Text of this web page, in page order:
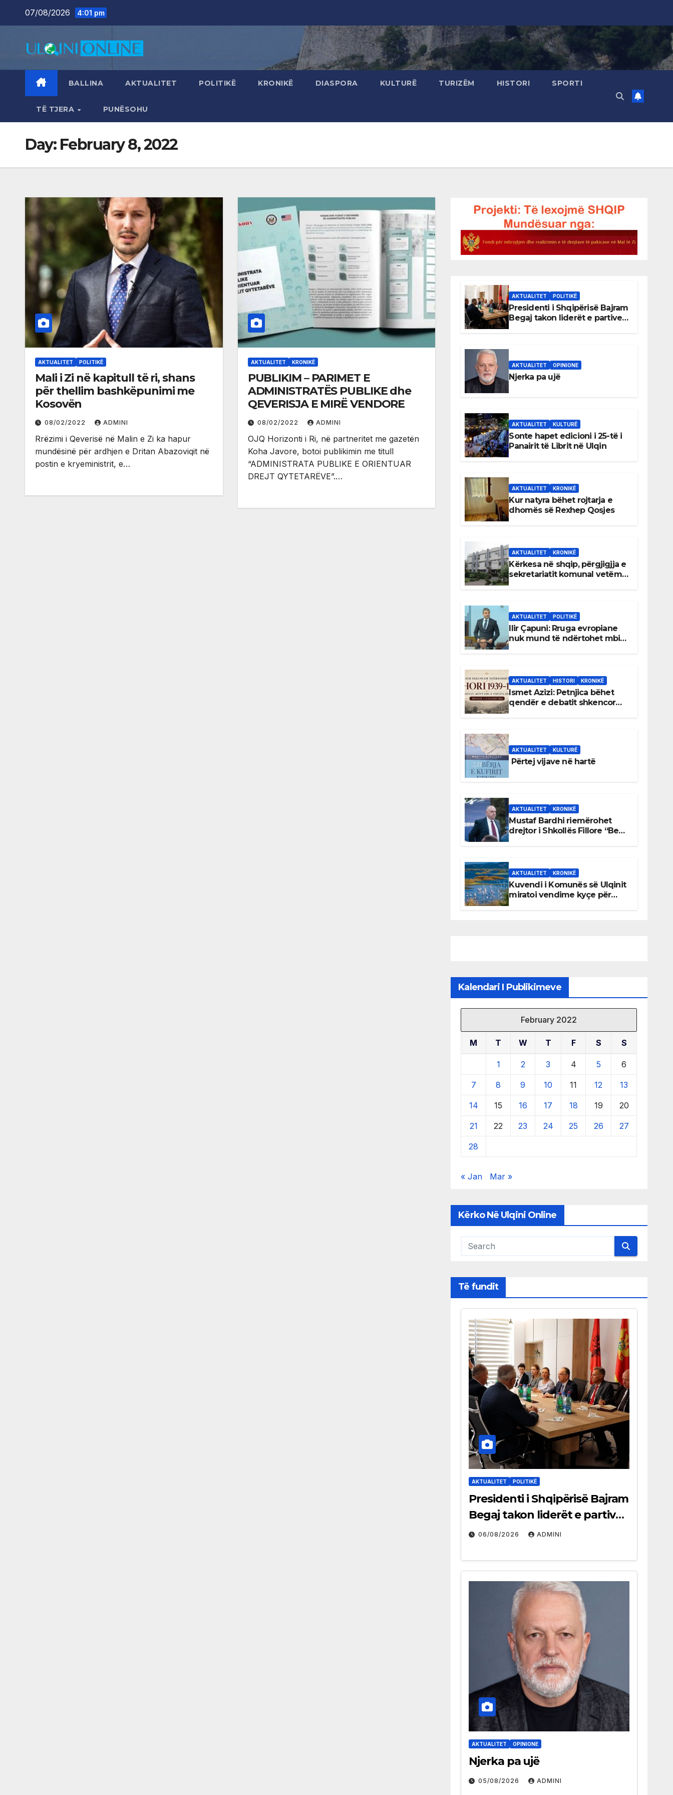
07/08/2026 4:01 pm
BALLINA AKTUALITET POLITIKË KRONIKË DIASPORA KULTURË TURIZËM HISTORI SPORTI
TË TJERA PUNËSOHU
Day: February 8, 2022
AKTUALITET POLITIKË
Mali i Zi në kapitull të ri, shans
për thellim bashkëpunimi me
Kosovën
08/02/2022 ADMINI
Rrëzimi i Qeverisë në Malin e Zi ka hapur
mundësinë për ardhjen e Dritan Abazoviqit në
postin e kryeministrit, e…
AKTUALITET KRONIKË
PUBLIKIM – PARIMET E
ADMINISTRATËS PUBLIKE dhe
QEVERISJA E MIRË VENDORE
08/02/2022 ADMINI
OJQ Horizonti i Ri, në partneritet me gazetën
Koha Javore, botoi publikimin me titull
“ADMINISTRATA PUBLIKE E ORIENTUAR
DREJT QYTETARËVE”.…
AKTUALITET POLITIKË
Presidenti i Shqipërisë Bajram
Begaj takon liderët e partive
AKTUALITET OPINIONE
Njerka pa ujë
AKTUALITET KULTURË
Sonte hapet edicioni i 25-të i
Panairit të Librit në Ulqin
AKTUALITET KRONIKË
Kur natyra bëhet rojtarja e
dhomës së Rexhep Qosjes
AKTUALITET KRONIKË
Kërkesa në shqip, përgjigjja e
sekretariatit komunal vetëm
AKTUALITET POLITIKË
Ilir Çapuni: Rruga evropiane
nuk mund të ndërtohet mbi
AKTUALITET HISTORI KRONIKË
Ismet Azizi: Petnjica bëhet
qendër e debatit shkencor
AKTUALITET KULTURË
Përtej vijave në hartë
AKTUALITET KRONIKË
Mustaf Bardhi riemërohet
drejtor i Shkollës Fillore “Bedri
AKTUALITET KRONIKË
Kuvendi i Komunës së Ulqinit
miratoi vendime kyçe për
Kalendari I Publikimeve
February 2022
M T W T F S S
1 2 3 4 5 6
7 8 9 10 11 12 13
14 15 16 17 18 19 20
21 22 23 24 25 26 27
28
« Jan Mar »
Kërko Në Ulqini Online
Të fundit
AKTUALITET POLITIKË
Presidenti i Shqipërisë Bajram
Begaj takon liderët e partive
shqiptare në Ulqin
06/08/2026 ADMINI
AKTUALITET OPINIONE
Njerka pa ujë
05/08/2026 ADMINI